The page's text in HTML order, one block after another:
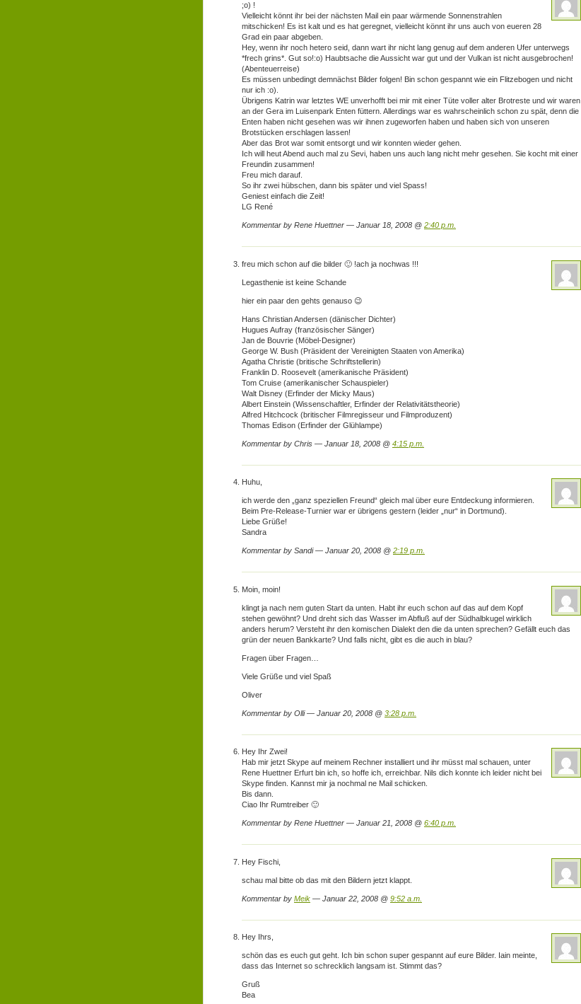
;o) !
Vielleicht könnt ihr bei der nächsten Mail ein paar wärmende Sonnenstrahlen
mitschicken! Es ist kalt und es hat geregnet, vielleicht könnt ihr uns auch von eueren 28
Grad ein paar abgeben.
Hey, wenn ihr noch hetero seid, dann wart ihr nicht lang genug auf dem anderen Ufer unterwegs
*frech grins*. Gut so!:o) Haubtsache die Aussicht war gut und der Vulkan ist nicht ausgebrochen!
(Abenteuerreise)
Es müssen unbedingt demnächst Bilder folgen! Bin schon gespannt wie ein Flitzebogen und nicht
nur ich :o).
Übrigens Katrin war letztes WE unverhofft bei mir mit einer Tüte voller alter Brotreste und wir waren
an der Gera im Luisenpark Enten füttern. Allerdings war es wahrscheinlich schon zu spät, denn die
Enten haben nicht gesehen was wir ihnen zugeworfen haben und haben sich von unseren
Brotstücken erschlagen lassen!
Aber das Brot war somit entsorgt und wir konnten wieder gehen.
Ich will heut Abend auch mal zu Sevi, haben uns auch lang nicht mehr gesehen. Sie kocht mit einer
Freundin zusammen!
Freu mich darauf.
So ihr zwei hübschen, dann bis später und viel Spass!
Geniest einfach die Zeit!
LG René
Kommentar by Rene Huettner — Januar 18, 2008 @ 2:40 p.m.
freu mich schon auf die bilder 🙂 !ach ja nochwas !!!
Legasthenie ist keine Schande
hier ein paar den gehts genauso 😉
Hans Christian Andersen (dänischer Dichter)
Hugues Aufray (französischer Sänger)
Jan de Bouvrie (Möbel-Designer)
George W. Bush (Präsident der Vereinigten Staaten von Amerika)
Agatha Christie (britische Schriftstellerin)
Franklin D. Roosevelt (amerikanische Präsident)
Tom Cruise (amerikanischer Schauspieler)
Walt Disney (Erfinder der Micky Maus)
Albert Einstein (Wissenschaftler, Erfinder der Relativitätstheorie)
Alfred Hitchcock (britischer Filmregisseur und Filmproduzent)
Thomas Edison (Erfinder der Glühlampe)
Kommentar by Chris — Januar 18, 2008 @ 4:15 p.m.
Huhu,
ich werde den „ganz speziellen Freund“ gleich mal über eure Entdeckung informieren.
Beim Pre-Release-Turnier war er übrigens gestern (leider „nur“ in Dortmund).
Liebe Grüße!
Sandra
Kommentar by Sandi — Januar 20, 2008 @ 2:19 p.m.
Moin, moin!
klingt ja nach nem guten Start da unten. Habt ihr euch schon auf das auf dem Kopf
stehen gewöhnt? Und dreht sich das Wasser im Abfluß auf der Südhalbkugel wirklich
anders herum? Versteht ihr den komischen Dialekt den die da unten sprechen? Gefällt euch das
grün der neuen Bankkarte? Und falls nicht, gibt es die auch in blau?
Fragen über Fragen…
Viele Grüße und viel Spaß
Oliver
Kommentar by Olli — Januar 20, 2008 @ 3:28 p.m.
Hey Ihr Zwei!
Hab mir jetzt Skype auf meinem Rechner installiert und ihr müsst mal schauen, unter
Rene Huettner Erfurt bin ich, so hoffe ich, erreichbar. Nils dich konnte ich leider nicht bei
Skype finden. Kannst mir ja nochmal ne Mail schicken.
Bis dann.
Ciao Ihr Rumtreiber 🙂
Kommentar by Rene Huettner — Januar 21, 2008 @ 6:40 p.m.
Hey Fischi,
schau mal bitte ob das mit den Bildern jetzt klappt.
Kommentar by Meik — Januar 22, 2008 @ 9:52 a.m.
Hey Ihrs,
schön das es euch gut geht. Ich bin schon super gespannt auf eure Bilder. Iain meinte,
dass das Internet so schrecklich langsam ist. Stimmt das?
Gruß
Bea